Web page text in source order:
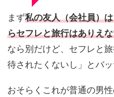
まず私の友人（会社員）
らセフレと旅行はありえ
なら別だけど、セフレと
待されたくないし」とバッ
おそらくこれが普通の男